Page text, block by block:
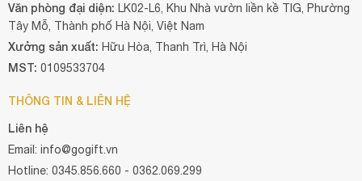
Văn phòng đại diện: LK02-L6, Khu Nhà vườn liền kề TIG, Phường
Tây Mỗ, Thành phố Hà Nội, Việt Nam
Xưởng sản xuất: Hữu Hòa, Thanh Trì, Hà Nội
MST: 0109533704
THÔNG TIN & LIÊN HỆ
Liên hệ
Email: info@gogift.vn
Hotline: 0345.856.660 - 0362.069.299